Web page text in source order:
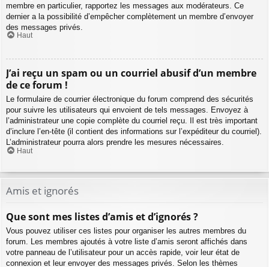
membre en particulier, rapportez les messages aux modérateurs. Ce
dernier a la possibilité d’empêcher complètement un membre d’envoyer
des messages privés.
Haut
J’ai reçu un spam ou un courriel abusif d’un membre
de ce forum !
Le formulaire de courrier électronique du forum comprend des sécurités
pour suivre les utilisateurs qui envoient de tels messages. Envoyez à
l’administrateur une copie complète du courriel reçu. Il est très important
d’inclure l’en-tête (il contient des informations sur l’expéditeur du courriel).
L’administrateur pourra alors prendre les mesures nécessaires.
Haut
Amis et ignorés
Que sont mes listes d’amis et d’ignorés ?
Vous pouvez utiliser ces listes pour organiser les autres membres du
forum. Les membres ajoutés à votre liste d’amis seront affichés dans
votre panneau de l’utilisateur pour un accès rapide, voir leur état de
connexion et leur envoyer des messages privés. Selon les thèmes